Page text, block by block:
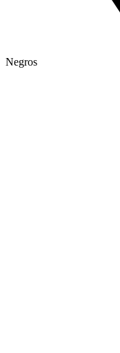
Negros